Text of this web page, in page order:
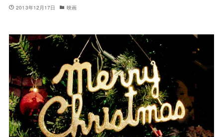
2013年12月17日 映画